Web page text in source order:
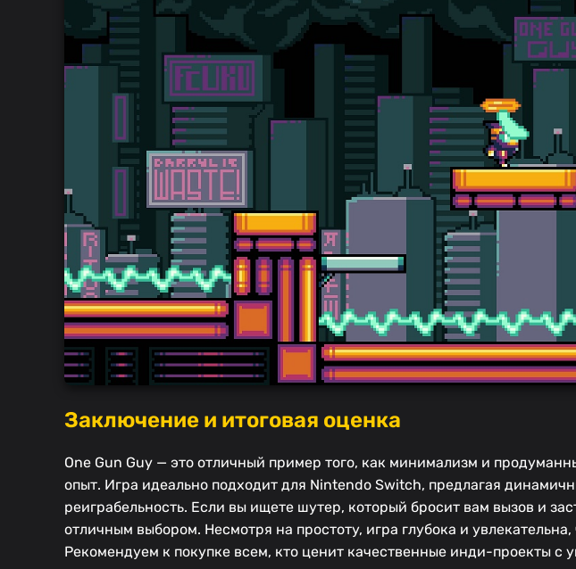
Заключение и итоговая оценка
One Gun Guy — это отличный пример того, как минимализм и
опыт. Игра идеально подходит для Nintendo Switch, предлагая
реиграбельность. Если вы ищете шутер, который бросит вам вызов и
отличным выбором. Несмотря на простоту, игра глубока и
Рекомендуем к покупке всем, кто ценит качественные инди-проекты с